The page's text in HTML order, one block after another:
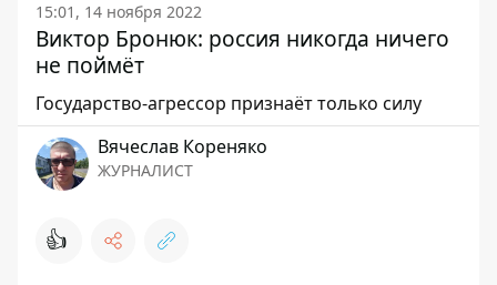
15:01, 14 ноября 2022
Виктор Бронюк: россия никогда ничего
не поймёт
Государство-агрессор признаёт только силу
Вячеслав Кореняко
ЖУРНАЛИСТ
👍